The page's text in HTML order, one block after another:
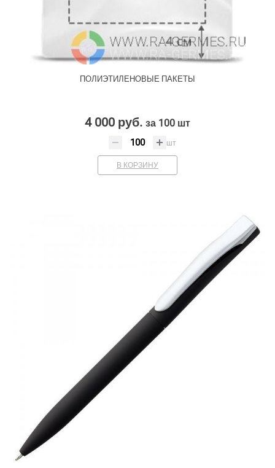
ПОЛИЭТИЛЕНОВЫЕ ПАКЕТЫ
4 000 руб. за 100 шт
шт
В КОРЗИНУ